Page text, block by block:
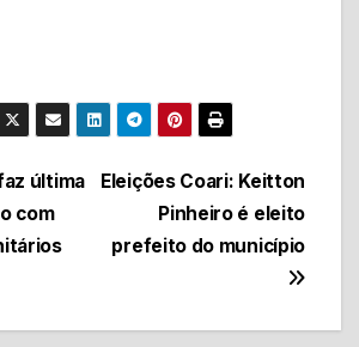
Eleições Coari: Keitton
Pinheiro é eleito
prefeito do município
última
com